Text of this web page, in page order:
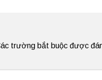
trường bắt buộc được